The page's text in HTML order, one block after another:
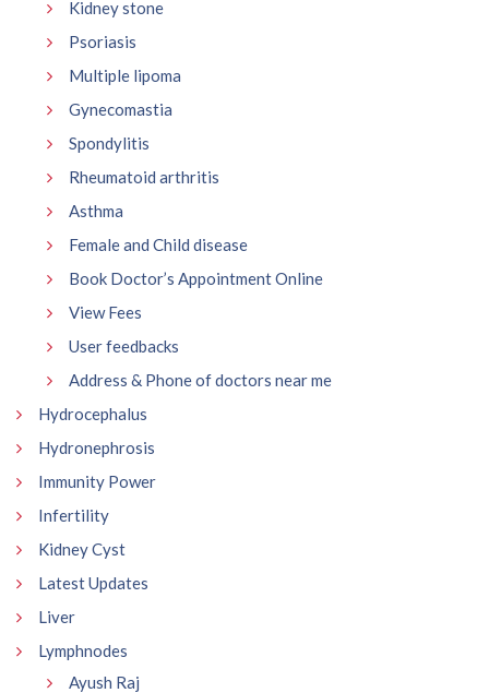
Kidney stone
Psoriasis
Multiple lipoma
Gynecomastia
Spondylitis
Rheumatoid arthritis
Asthma
Female and Child disease
Book Doctor’s Appointment Online
View Fees
User feedbacks
Address & Phone of doctors near me
Hydrocephalus
Hydronephrosis
Immunity Power
Infertility
Kidney Cyst
Latest Updates
Liver
Lymphnodes
Ayush Raj